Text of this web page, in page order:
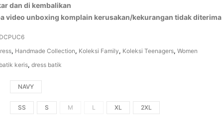
dan di kembalikan
video unboxing komplain kerusakan/kekurangan tidak diterima
, Handmade Collection, Koleksi Family, Koleksi Teenagers,Women
batik keris,dress batik
NAVY
SS S M L XL 2XL